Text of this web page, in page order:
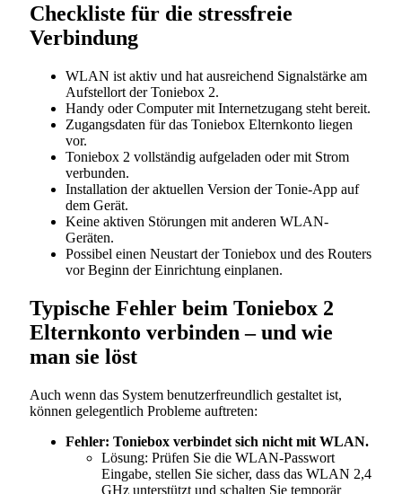
Checkliste für die stressfreie
Verbindung
WLAN ist aktiv und hat ausreichend Signalstärke am
Aufstellort der Toniebox 2.
Handy oder Computer mit Internetzugang steht bereit.
Zugangsdaten für das Toniebox Elternkonto liegen
vor.
Toniebox 2 vollständig aufgeladen oder mit Strom
verbunden.
Installation der aktuellen Version der Tonie-App auf
dem Gerät.
Keine aktiven Störungen mit anderen WLAN-
Geräten.
Possibel einen Neustart der Toniebox und des Routers
vor Beginn der Einrichtung einplanen.
Typische Fehler beim Toniebox 2
Elternkonto verbinden – und wie
man sie löst
Auch wenn das System benutzerfreundlich gestaltet ist,
können gelegentlich Probleme auftreten:
Fehler: Toniebox verbindet sich nicht mit WLAN.
Lösung: Prüfen Sie die WLAN-Passwort
Eingabe, stellen Sie sicher, dass das WLAN 2,4
GHz unterstützt und schalten Sie temporär